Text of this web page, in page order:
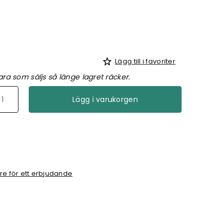
Lägg till i favoriter
som säljs så länge lagret räcker.
Lägg i varukorgen
för ett erbjudande